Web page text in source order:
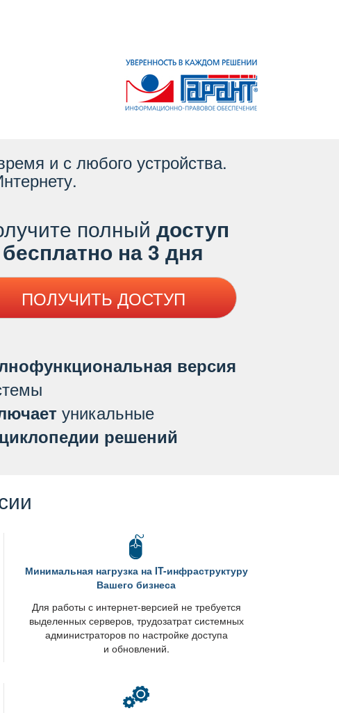
и с любого устройства.
полный доступ
есплатно на 3 дня
ПОЛУЧИТЬ ДОСТУП
версия
уникальные
решений
Минимальная нагрузка на IT-инфраструктуру
ашего бизнеса
Для работы с интернет-версией не требуется
ыделенных серверов, трудозатрат системных
администраторов по настройке доступа
и обновлений.